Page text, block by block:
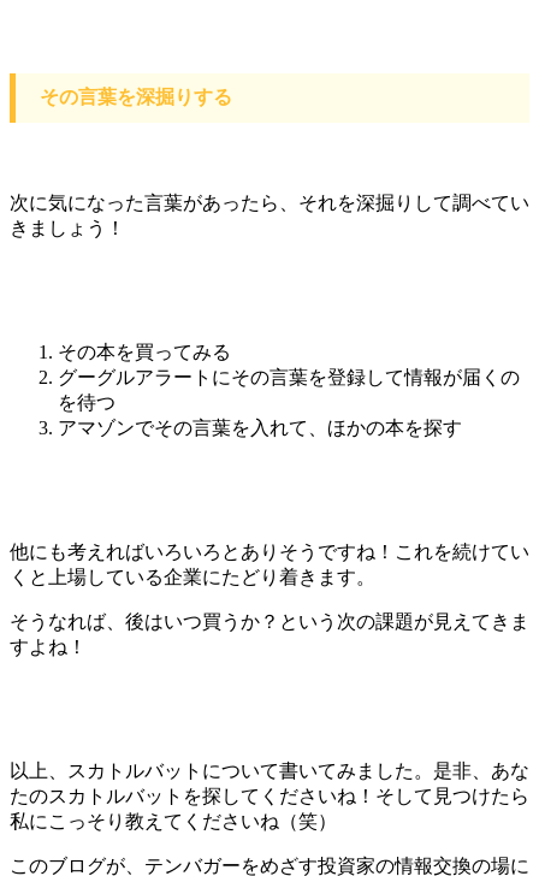
その言葉を深掘りする
次に気になった言葉があったら、それを深掘りして調べてい
きましょう！
その本を買ってみる
グーグルアラートにその言葉を登録して情報が届くの
を待つ
アマゾンでその言葉を入れて、ほかの本を探す
他にも考えればいろいろとありそうですね！これを続けてい
くと上場している企業にたどり着きます。
そうなれば、後はいつ買うか？という次の課題が見えてきま
すよね！
以上、スカトルバットについて書いてみました。是非、あな
たのスカトルバットを探してくださいね！そして見つけたら
私にこっそり教えてくださいね（笑）
このブログが、テンバガーをめざす投資家の情報交換の場に